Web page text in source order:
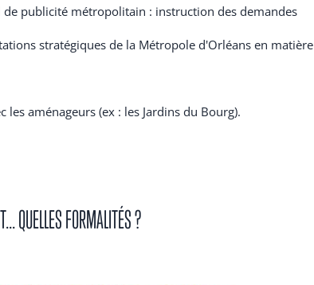
publicité métropolitain : instruction des demandes
stratégiques de la Métropole d'Orléans en matière
aménageurs (ex : les Jardins du Bourg).
QUELLES FORMALITÉS ?